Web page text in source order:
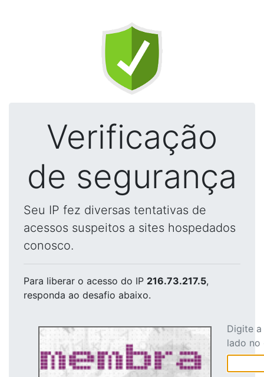
Verificação
de segurança
Seu IP fez diversas tentativas de
acessos suspeitos a sites hospedados
conosco.
Para liberar o acesso do IP 216.73.217.5,
responda ao desafio abaixo.
Digite
lado no